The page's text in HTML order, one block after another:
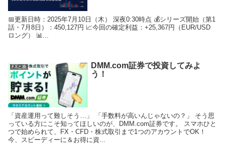
📅更新日時：2025年7月10日（木） 深夜0:30時点 💰シリーズ開始（第1
話・7月8日）：450,127円 📈今回の確定利益：+25,367円（EUR/USD
ロング） 📊...
FXと株
DMM.com証券で投資してみよ
う！
「資産運用って難しそう…」 「手数料が高いんじゃないの？」 そう思
っている方にこそ知ってほしいのが、DMM.com証券です。 スマホひと
つで始められて、FX・CFD・株式取引まで1つのアカウントでOK！
今、スピーディーに＆お得に資...